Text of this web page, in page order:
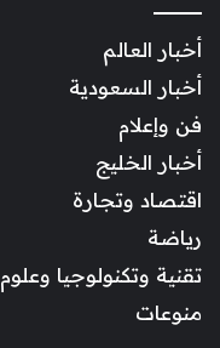
أخبار العالم
أخبار السعودية
فن وإعلام
أخبار الخليج
اقتصاد وتجارة
رياضة
تقنية وتكنولوجيا وعلوم
منوعات